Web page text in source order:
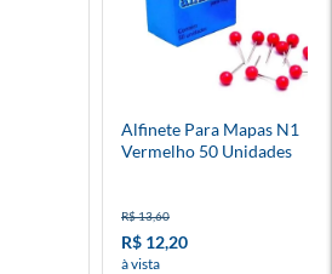
Alfinete Para Mapas N1
Vermelho 50 Unidades
R$ 13,60
R$ 12,20
à vista